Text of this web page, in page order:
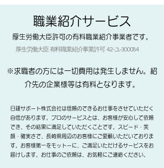
​​職業紹介サービス
​厚生労働大臣許可の有料職業紹介事業者です。
厚生労働大臣 有料職業紹介事業許可 42-ユ-300084
※求職者の方には一切費用は発生しません。紹
介先の企業様等は有料となります。
日建サポート株式会社は信頼のできるお仕事をさせていただく
自信があります。プロのサービスとは、お客様が安心して依頼
でき、その結果に満足していただくことです。スピード・笑
顔・確実さで、長崎県周辺のお客様にご愛顧いただいておりま
す。お客様第一をモットーに、ご満足いただけるサービスをお
届けします。お仕事のご依頼は、お気軽にご連絡ください。